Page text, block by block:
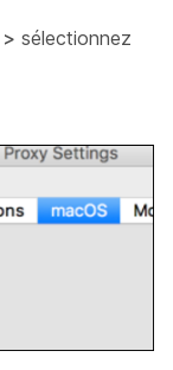
sélectionnez